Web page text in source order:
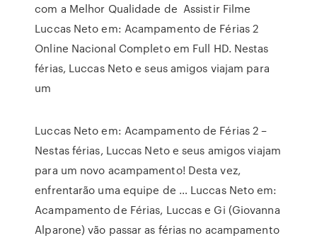
com a Melhor Qualidade de Assistir Filme
Luccas Neto em: Acampamento de Férias 2
Online Nacional Completo em Full HD. Nestas
férias, Luccas Neto e seus amigos viajam para
um
Luccas Neto em: Acampamento de Férias 2 –
Nestas férias, Luccas Neto e seus amigos viajam
para um novo acampamento! Desta vez,
enfrentarão uma equipe de … Luccas Neto em:
Acampamento de Férias, Luccas e Gi (Giovanna
Alparone) vão passar as férias no acampamento